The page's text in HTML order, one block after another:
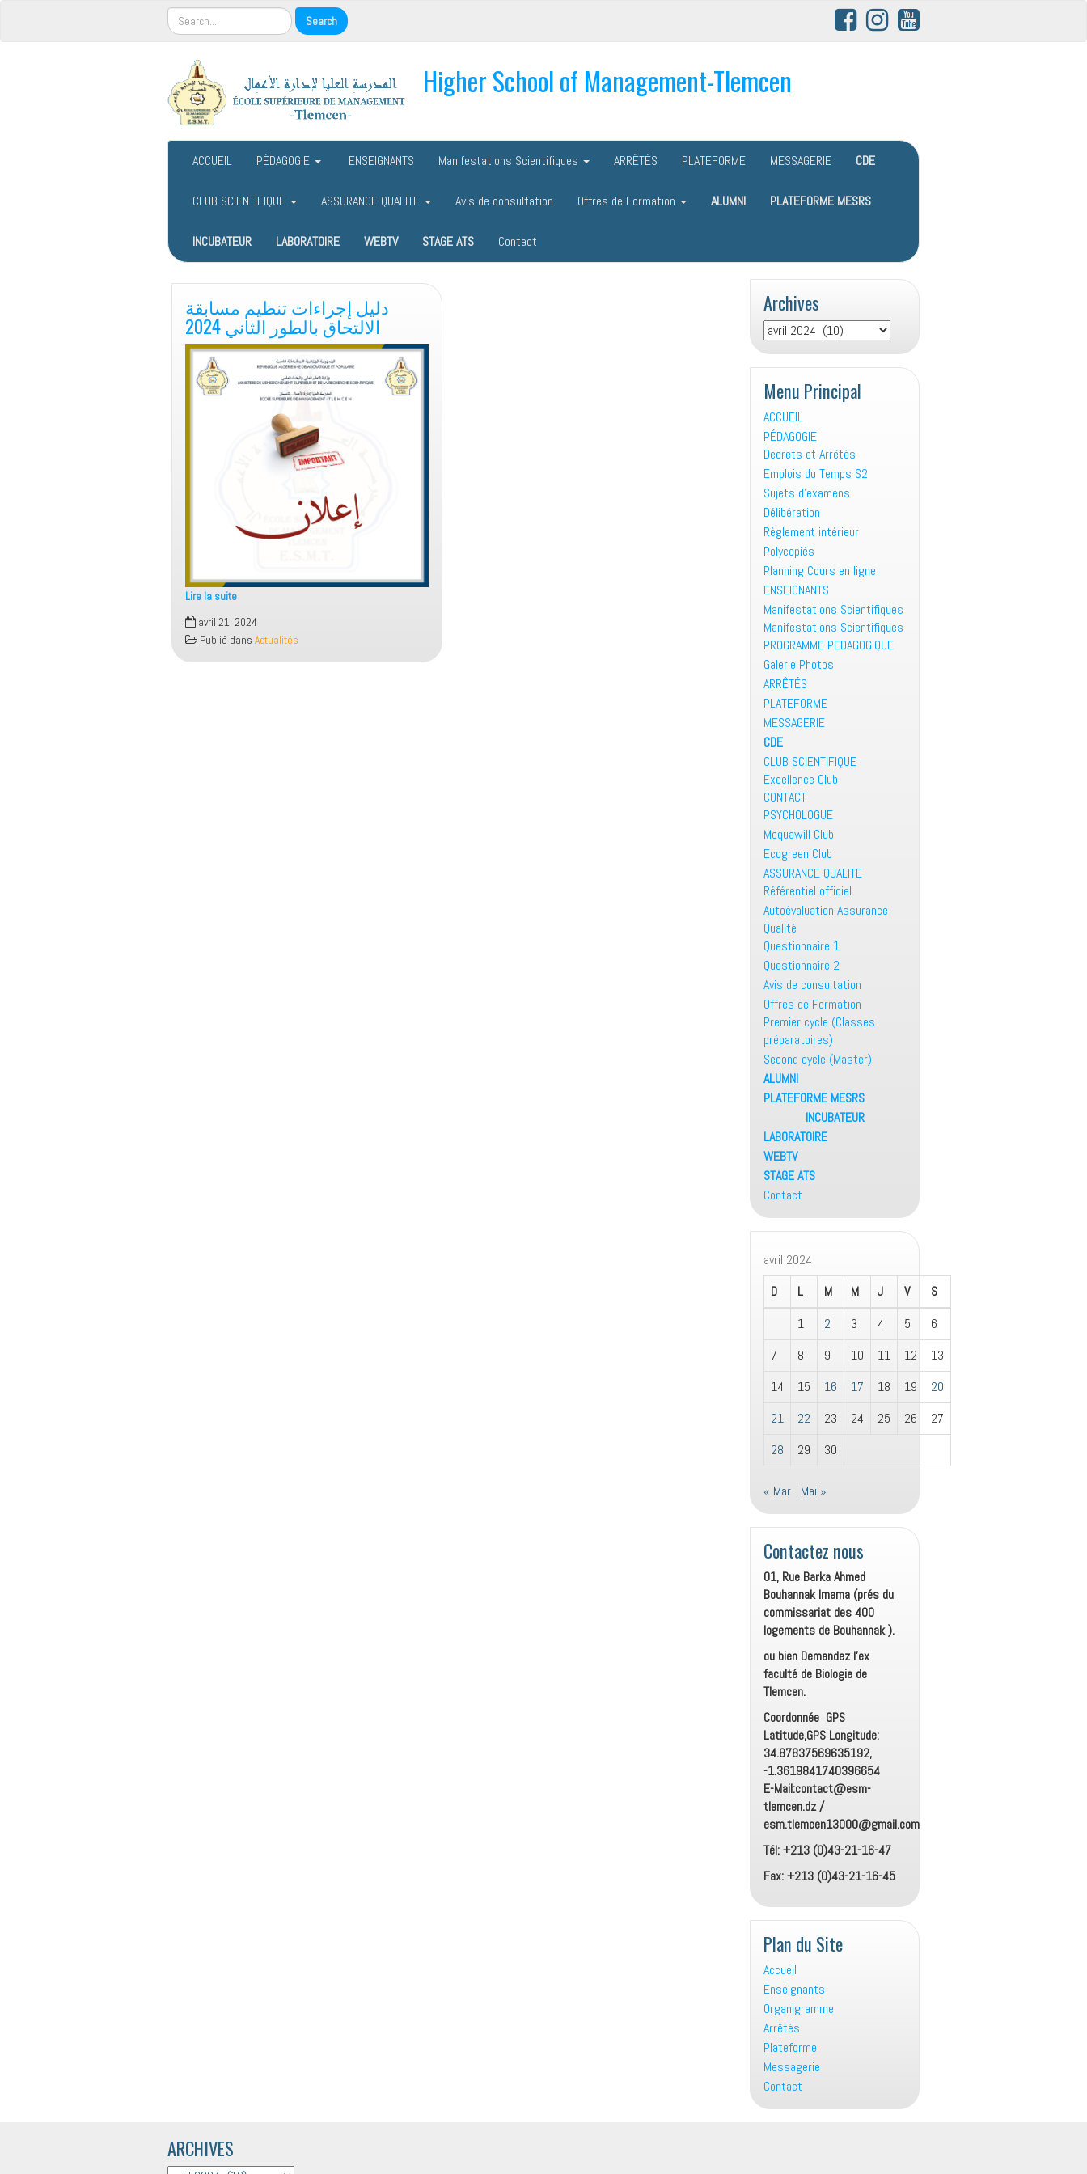
Higher School of Management-Tlemcen
ACCUEIL PÉDAGOGIE ENSEIGNANTS Manifestations Scientifiques ARRÊTÉS PLATEFORME MESSAGERIE CDE
CLUB SCIENTIFIQUE ASSURANCE QUALITE Avis de consultation Offres de Formation ALUMNI PLATEFORME MESRS
INCUBATEUR LABORATOIRE WEBTV STAGE ATS Contact
دليل إجراءات تنظيم مسابقة
الالتحاق بالطور الثاني 2024
Lire la suite
دليل
إجراءات
تنظيم
مسابقة
avril 21, 2024
Publié dans Actualités
Archives
Archives
Menu Principal
ACCUEIL
PÉDAGOGIE
Decrets et Arrêtés
Emplois du Temps S2
Sujets d’examens
Délibération
Règlement intérieur
Polycopiés
Planning Cours en ligne
ENSEIGNANTS
Manifestations Scientifiques
Manifestations Scientifiques
PROGRAMME PEDAGOGIQUE
Galerie Photos
ARRÊTÉS
PLATEFORME
MESSAGERIE
CDE
CLUB SCIENTIFIQUE
Excellence Club
CONTACT
PSYCHOLOGUE
Moquawill Club
Ecogreen Club
ASSURANCE QUALITE
Référentiel officiel
Autoévaluation Assurance
Qualité
Questionnaire 1
Questionnaire 2
Avis de consultation
Offres de Formation
Premier cycle (Classes
préparatoires)
Second cycle (Master)
ALUMNI
PLATEFORME MESRS
INCUBATEUR
LABORATOIRE
WEBTV
STAGE ATS
Contact
avril 2024
D
L M M J V
S
1
2 3 4 5
6
7
8 9 10 11 12
13
14
15 16 17 18 19
20
21
22 23 24 25 26
27
28
29 30
« Mar Mai »
Contactez nous
01, Rue Barka Ahmed
Bouhannak Imama (prés du
commissariat des 400
logements de Bouhannak ).
ou bien Demandez l’ex
faculté de Biologie de
Tlemcen.
Coordonnée GPS
Latitude,GPS Longitude:
34.87837569635192,
-1.3619841740396654
E-Mail:contact@esm-
tlemcen.dz /
esm.tlemcen13000@gmail.com
Tél: +213 (0)43-21-16-47
Fax: +213 (0)43-21-16-45
Plan du Site
Accueil
Enseignants
Organigramme
Arrêtés
Plateforme
Messagerie
Contact
ARCHIVES